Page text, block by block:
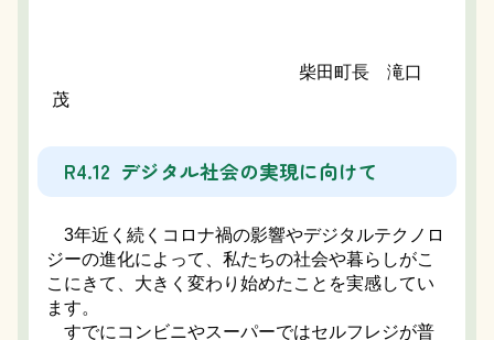
柴田町長 滝口
茂
R4.12 デジタル社会の実現に向けて
3年近く続くコロナ禍の影響やデジタルテクノロ
ジーの進化によって、私たちの社会や暮らしがこ
こにきて、大きく変わり始めたことを実感してい
ます。
すでにコンビニやスーパーではセルフレジが普